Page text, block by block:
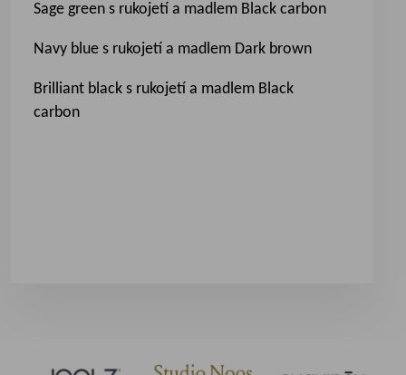
Sage green s rukojetí a madlem Black carbon
Navy blue s rukojetí a madlem Dark brown
Brilliant black s rukojetí a madlem Black
carbon